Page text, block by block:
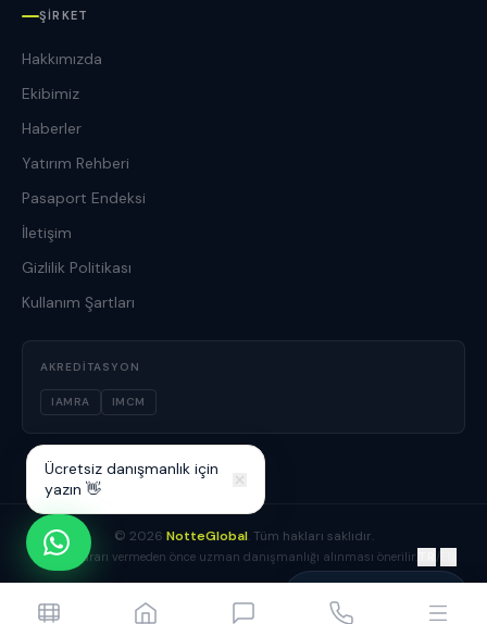
ŞIRKET
Hakkımızda
Ekibimiz
Haberler
Yatırım Rehberi
Pasaport Endeksi
İletişim
Gizlilik Politikası
Kullanım Şartları
AKREDITASYON
IAMRA IMCM
© 2026 NotteGlobal. Tüm hakları saklıdır.
Yatırım kararı vermeden önce uzman danışmanlığı alınması önerilir. /EN
Danışmanınız çevrimiçi
Ücretsiz danışmanlık için
yazın 👋